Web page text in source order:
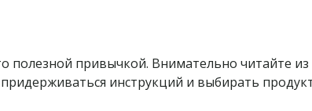
полезной привычкой. Внимательно читайте из
инструкций и выбирать